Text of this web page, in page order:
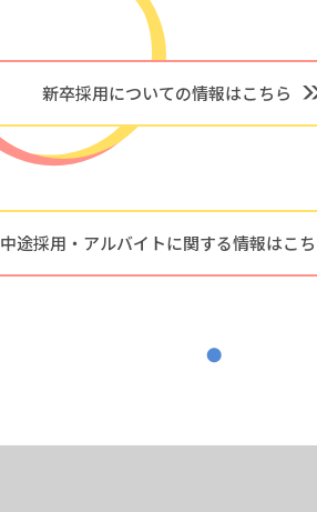
新卒採用についての情報はこちら
中途採用・アルバイトに関する情報はこ